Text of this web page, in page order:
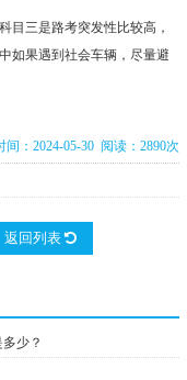
目三是路考突发性比较高，
如果遇到社会车辆，尽量避
间：2024-05-30 阅读：2890次
返回列表
少？